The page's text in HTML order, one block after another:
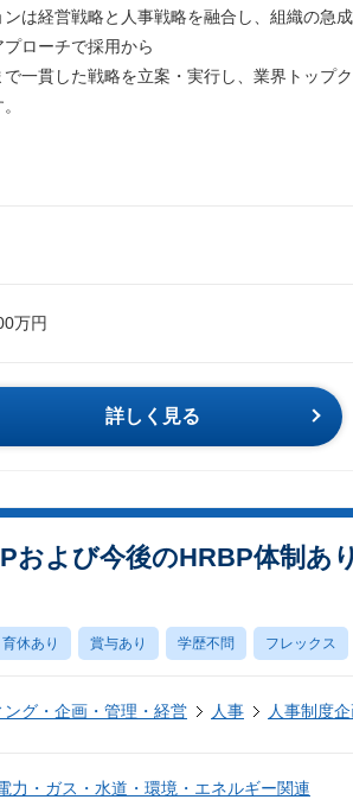
ンは経営戦略と人事戦略を融合し、組織の急
ローチで採用から
で一貫した戦略を立案・実行し、業界トップ
万円
詳しく見る
および今後のHRBP体制あ
休あり 賞与あり 学歴不問 フレックス
ング・企画・管理・経営 人事 人事制度
力・ガス・水道・環境・エネルギー関連